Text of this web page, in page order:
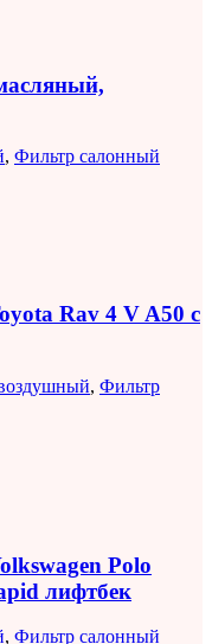
, Фильтр салонный
Rav 4 V A50 с
, Фильтр
Polo
лифтбек
, Фильтр салонный